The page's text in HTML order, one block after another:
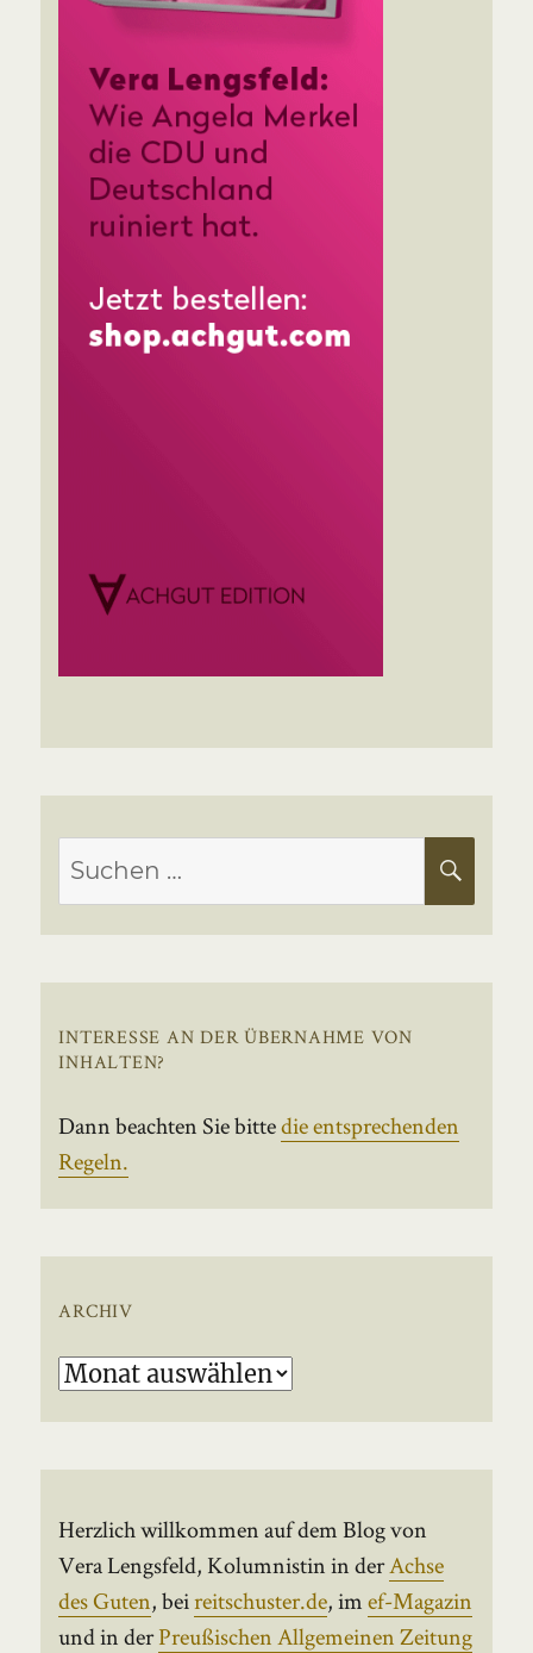
Suchen
nach:
INTERESSE AN DER ÜBERNAHME VON
INHALTEN?
Dann beachten Sie bittedie entsprechenden
Regeln.
ARCHIV
Archiv
Herzlich willkommen auf dem Blog von
Vera Lengsfeld, Kolumnistin in derAchse
des Guten, beireitschuster.de, imef-Magazin
und in derPreußischen Allgemeinen Zeitung